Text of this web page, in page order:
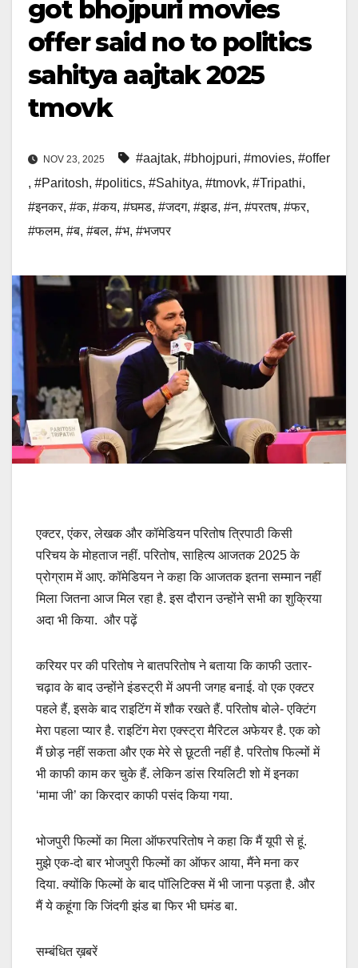
got bhojpuri movies
offer said no to politics
sahitya aajtak 2025
tmovk
NOV 23, 2025 #aajtak, #bhojpuri, #movies, #offer
, #Paritosh, #politics, #Sahitya, #tmovk, #Tripathi,
#इनकर, #क, #कय, #घमड, #जदग, #झड, #न, #परतष, #फर,
#फलम, #ब, #बल, #भ, #भजपर
एक्टर, एंकर, लेखक और कॉमेडियन परितोष त्रिपाठी किसी
परिचय के मोहताज नहीं. परितोष, साहित्य आजतक 2025 के
प्रोग्राम में आए. कॉमेडियन ने कहा कि आजतक इतना सम्मान नहीं
मिला जितना आज मिल रहा है. इस दौरान उन्होंने सभी का शुक्रिया
अदा भी किया. और पढ़ें
करियर पर की परितोष ने बातपरितोष ने बताया कि काफी उतार-
चढ़ाव के बाद उन्होंने इंडस्ट्री में अपनी जगह बनाई. वो एक एक्टर
पहले हैं, इसके बाद राइटिंग में शौक रखते हैं. परितोष बोले- एक्टिंग
मेरा पहला प्यार है. राइटिंग मेरा एक्स्ट्रा मैरिटल अफेयर है. एक को
मैं छोड़ नहीं सकता और एक मेरे से छूटती नहीं है. परितोष फिल्मों में
भी काफी काम कर चुके हैं. लेकिन डांस रियलिटी शो में इनका
‘मामा जी’ का किरदार काफी पसंद किया गया.
भोजपुरी फिल्मों का मिला ऑफरपरितोष ने कहा कि मैं यूपी से हूं.
मुझे एक-दो बार भोजपुरी फिल्मों का ऑफर आया, मैंने मना कर
दिया. क्योंकि फिल्मों के बाद पॉलिटिक्स में भी जाना पड़ता है. और
मैं ये कहूंगा कि जिंदगी झंड बा फिर भी घमंड बा.
सम्बंधित ख़बरें